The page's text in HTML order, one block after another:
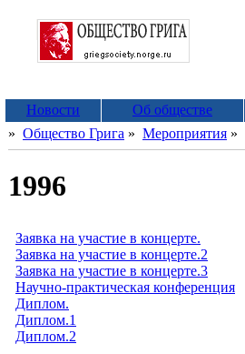
Новости Об обществе
» Общество Грига » Мероприятия »
1996
Заявка на участие в концерте.
Заявка на участие в концерте.2
Заявка на участие в концерте.3
Научно-практическая конференция
Диплом.
Диплом.1
Диплом.2